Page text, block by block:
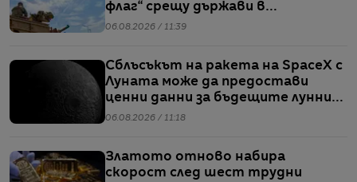
флаг“ срещу държави в
Балтийския регион
06.08.2026 / 11:39
Сблъсъкът на ракета на SpaceX с
Луната може да предостави
ценни данни за бъдещите лунни
мисии
06.08.2026 / 11:18
Златото отново набира
скорост след шест трудни